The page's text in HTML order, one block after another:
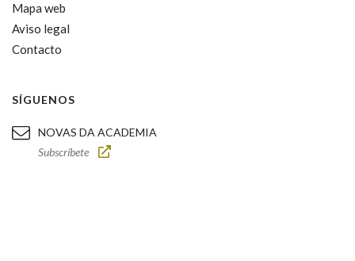
Mapa web
Aviso legal
Contacto
SÍGUENOS
NOVAS DA ACADEMIA
Subscríbete